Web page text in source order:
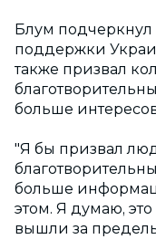
Блум подчеркнул
поддержки
также призвал
больше
"Я бы призвал
больше
этом. Я думаю,
вышли за